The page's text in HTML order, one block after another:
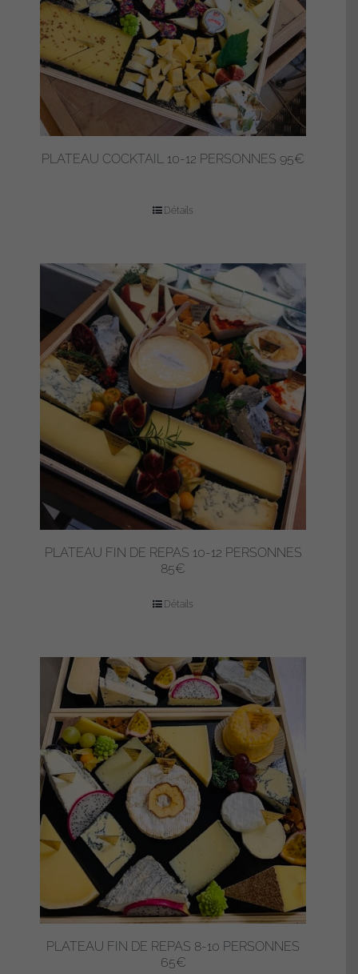
PLATEAU COCKTAIL 10-12 PERSONNES 95€
Détails
PLATEAU FIN DE REPAS 10-12 PERSONNES
85€
Détails
PLATEAU FIN DE REPAS 8-10 PERSONNES
65€